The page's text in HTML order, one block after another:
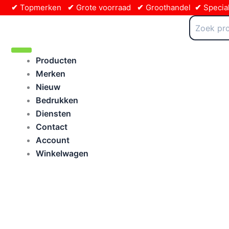
inhoud
✔ Topmerken ✔ Grote voorraad ✔ Groothandel ✔
Zoeken
naar:
Producten
Merken
Nieuw
Bedrukken
Diensten
Contact
Account
Winkelwagen